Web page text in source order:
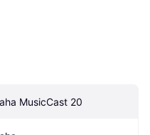
MusicCast 20